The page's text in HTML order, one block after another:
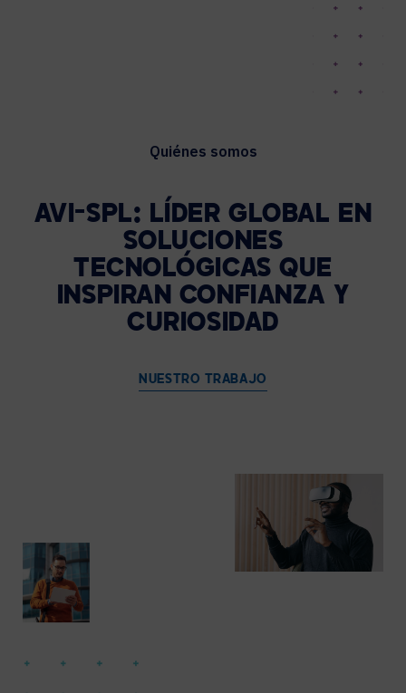
Quiénes somos
AVI-SPL: LÍDER GLOBAL EN
SOLUCIONES
TECNOLÓGICAS QUE
INSPIRAN CONFIANZA Y
CURIOSIDAD
NUESTRO TRABAJO